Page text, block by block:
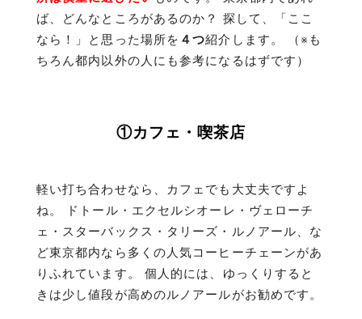
ば、どんなところがあるのか？ 探して、「ここ
なら！」と思った場所を ４つ紹介します。 （※も
ちろん都内以外の人にも参考になるはずです）
①カフェ・喫茶店
軽い打ち合わせなら、カフェでも大丈夫ですよ
ね。 ドトール・エクセルシオーレ・ヴェローチ
ェ・スターバックス・タリーズ・ルノアール、な
ど東京都内なら多くの人気コーヒーチェーンがあ
りふれています。 個人的には、ゆっくりすると
きは少し値段が高めのルノアールがお勧めです。